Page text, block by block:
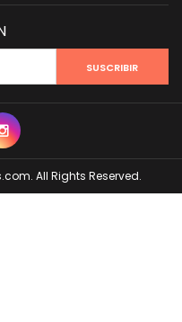
All Rights Reserved.
SUSCRIBIR